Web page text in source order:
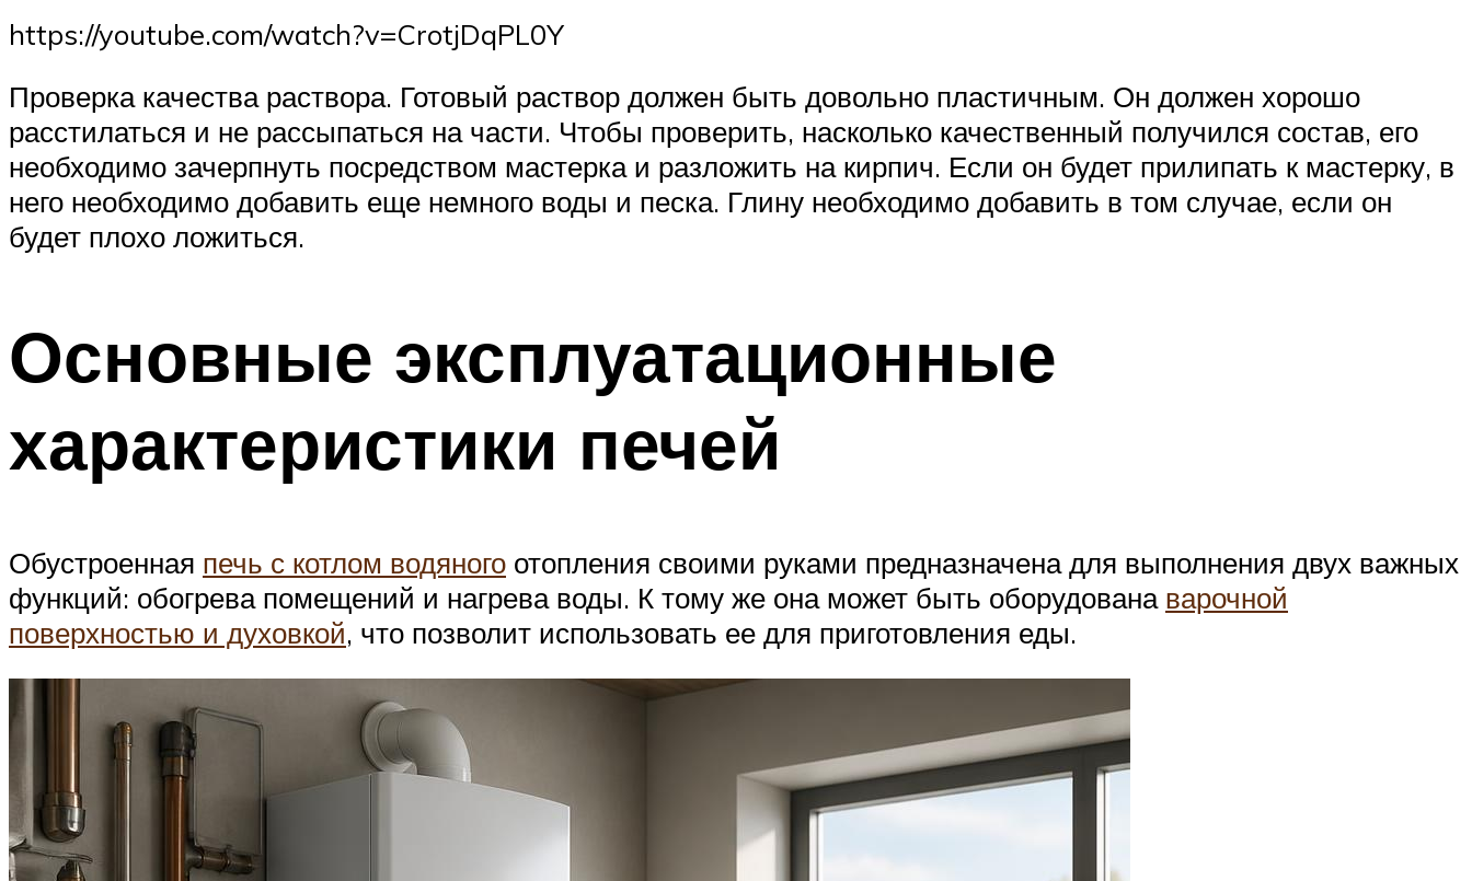
https://youtube.com/watch?v=CrotjDqPL0Y
Проверка качества раствора. Готовый раствор должен быть довольно пластичным. Он должен хорошо
расстилаться и не рассыпаться на части. Чтобы проверить, насколько качественный получился состав, его
необходимо зачерпнуть посредством мастерка и разложить на кирпич. Если он будет прилипать к мастерку, в
него необходимо добавить еще немного воды и песка. Глину необходимо добавить в том случае, если он
будет плохо ложиться.
Основные эксплуатационные
характеристики печей
Обустроенная печь с котлом водяного отопления своими руками предназначена для выполнения двух важных
функций: обогрева помещений и нагрева воды. К тому же она может быть оборудована варочной
поверхностью и духовкой, что позволит использовать ее для приготовления еды.